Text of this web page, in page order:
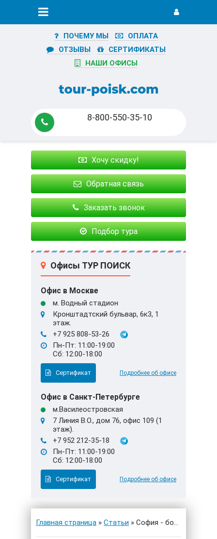
ПОЧЕМУ МЫ
ОПЛАТА
ОТЗЫВЫ
СЕРТИФИКАТЫ
НАШИ ОФИСЫ
8-800-550-35-10
Хочу скидку!
Обратная связь
Заказать звонок
Подбор тура
Офисы ТУР ПОИСК
Офис в Москве
м. Водный стадион
Кронштадтский бульвар, 6к3, 1
этаж.
+7 925 808-53-26
Пн-Пт: 11:00-19:00
Сб: 12:00-18:00
Сертификат Подробнее об офисе
Офис в Санкт-Петербурге
м.Василеостровская
7 Линия В.О., дом 76, офис 109 (1
этаж).
+7 952 212-35-18
Пн-Пт: 11:00-19:00
Сб: 12:00-18:00
Сертификат Подробнее об офисе
Главная страница » Статьи » София - болгарская